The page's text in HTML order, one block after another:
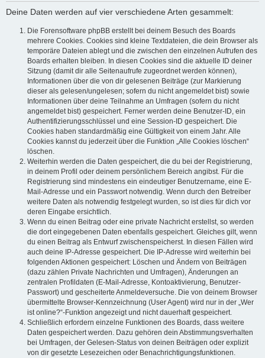
Deine Daten werden auf vier verschiedene Arten gesammelt:
Die Forensoftware phpBB erstellt bei deinem Besuch des Boards
mehrere Cookies. Cookies sind kleine Textdateien, die dein Browser als
temporäre Dateien ablegt und die zwischen den einzelnen Aufrufen des
Boards erhalten bleiben. In diesen Cookies sind die aktuelle ID deiner
Sitzung (damit dir alle Seitenaufrufe zugeordnet werden können),
Informationen über die von dir gelesenen Beiträge (zur Markierung
dieser als gelesen/ungelesen; sofern du nicht angemeldet bist) sowie
Informationen über deine Teilnahme an Umfragen (sofern du nicht
angemeldet bist) gespeichert. Ferner werden deine Benutzer-ID, ein
Authentifizierungsschlüssel und eine Session-ID gespeichert. Die
Cookies haben standardmäßig eine Gültigkeit von einem Jahr. Alle
Cookies kannst du jederzeit über die Funktion „Alle Cookies löschen“
löschen.
Weiterhin werden die Daten gespeichert, die du bei der Registrierung,
in deinem Profil oder deinem persönlichem Bereich angibst. Für die
Registrierung sind mindestens ein eindeutiger Benutzername, eine E-
Mail-Adresse und ein Passwort notwendig. Wenn durch den Betreiber
weitere Daten als notwendig festgelegt wurden, so ist dies für dich vor
deren Eingabe ersichtlich.
Wenn du einen Beitrag oder eine private Nachricht erstellst, so werden
die dort eingegebenen Daten ebenfalls gespeichert. Gleiches gilt, wenn
du einen Beitrag als Entwurf zwischenspeicherst. In diesen Fällen wird
auch deine IP-Adresse gespeichert. Die IP-Adresse wird weiterhin bei
folgenden Aktionen gespeichert: Löschen und Ändern von Beiträgen
(dazu zählen Private Nachrichten und Umfragen), Änderungen an
zentralen Profildaten (E-Mail-Adresse, Kontoaktivierung, Benutzer-
Passwort) und gescheiterte Anmeldeversuche. Die von deinem Browser
übermittelte Browser-Kennzeichnung (User Agent) wird nur in der „Wer
ist online?“-Funktion angezeigt und nicht dauerhaft gespeichert.
Schließlich erfordern einzelne Funktionen des Boards, dass weitere
Daten gespeichert werden. Dazu gehören dein Abstimmungsverhalten
bei Umfragen, der Gelesen-Status von deinen Beiträgen oder explizit
von dir gesetzte Lesezeichen oder Benachrichtigungsfunktionen.